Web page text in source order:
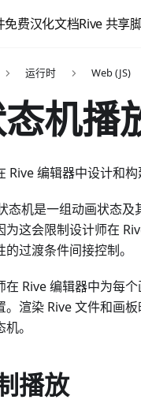
免费汉化文档Rive 共享
运行时 Web (JS)
机播
Rive 编辑器中设计和
态机是一组动画状态
为这会限制设计师在
的过渡条件间接控制。
在 Rive 编辑器中为每
。渲染 Rive 文件和画
。
播放